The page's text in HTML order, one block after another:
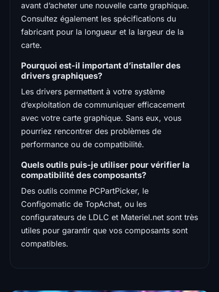
avant d’acheter une nouvelle carte graphique.
Consultez également les spécifications du
fabricant pour la longueur et la largeur de la
carte.
Pourquoi est-il important d’installer des
drivers graphiques?
Les drivers permettent à votre système
d’exploitation de communiquer efficacement
avec votre carte graphique. Sans eux, vous
pourriez rencontrer des problèmes de
performance ou de compatibilité.
Quels outils puis-je utiliser pour vérifier la
compatibilité des composants?
Des outils comme PCPartPicker, le
Configomatic de TopAchat, ou les
configurateurs de LDLC et Materiel.net sont très
utiles pour garantir que vos composants sont
compatibles.